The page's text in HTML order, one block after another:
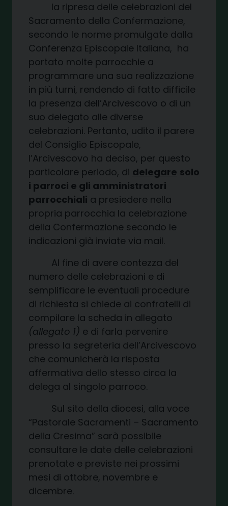
la ripresa delle celebrazioni del
Sacramento della Confermazione,
secondo le norme promulgate dalla
Conferenza Episcopale Italiana, ha
portato molte parrocchie a
programmare una sua realizzazione
in più turni, rendendo di fatto difficile
la presenza dell’Arcivescovo o di un
suo delegato alle diverse
celebrazioni. Pertanto, udito il parere
del Consiglio Episcopale,
l’Arcivescovo ha deciso, per questo
particolare periodo, di delegare solo
i parroci e gli amministratori
parrocchiali a presiedere nella
propria parrocchia la celebrazione
della Confermazione secondo le
indicazioni già inviate via mail.
Al fine di avere contezza del
numero delle celebrazioni e di
semplificare le eventuali procedure
di richiesta si chiede ai confratelli di
compilare la scheda in allegato
(allegato 1) e di farla pervenire
presso la segreteria dell’Arcivescovo
che comunicherà la risposta
affermativa dello stesso circa la
delega al singolo parroco.
Sul sito della diocesi, alla voce
“Pastorale Sacramenti – Sacramento
della Cresima” sarà possibile
consultare le date delle celebrazioni
prenotate e previste nei prossimi
mesi di ottobre, novembre e
dicembre.